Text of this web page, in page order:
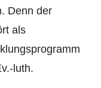
Denn der
als
luth.